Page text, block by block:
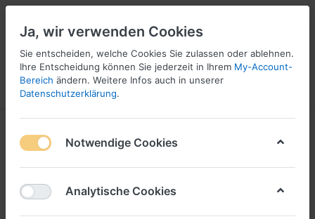
Menü Anmelden
16
Ja, wir verwenden Cookies
Sie entscheiden, welche Cookies Sie zulassen oder ablehnen.
Ihre Entscheidung können Sie jederzeit in Ihrem My-Account-
Bereich ändern. Weitere Infos auch in unserer
Datenschutzerklärung.
Notwendige Cookies
Analytische Cookies